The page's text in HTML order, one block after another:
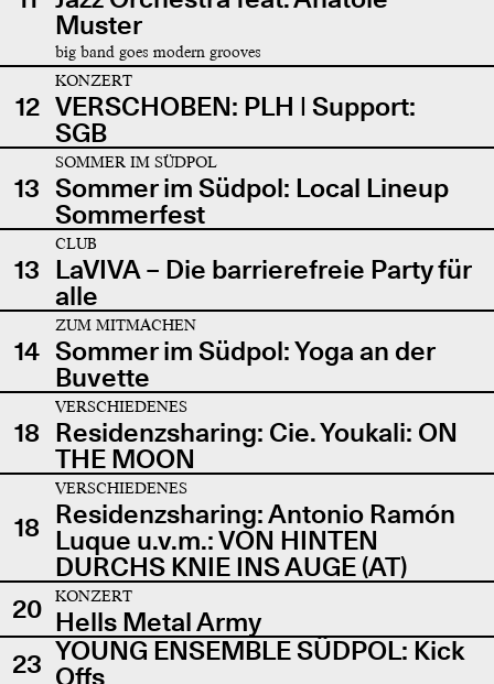
Muster
big band goes modern grooves
12
KONZERT
VERSCHOBEN: PLH | Support:
SGB
13
SOMMER IM SÜDPOL
Sommer im Südpol: Local Lineup
Sommerfest
13
CLUB
LaVIVA – Die barrierefreie Party für
alle
14
ZUM MITMACHEN
Sommer im Südpol: Yoga an der
Buvette
18
VERSCHIEDENES
Residenzsharing: Cie. Youkali: ON
THE MOON
18
VERSCHIEDENES
Residenzsharing: Antonio Ramón
Luque u.v.m.: VON HINTEN
DURCHS KNIE INS AUGE (AT)
20
KONZERT
Hells Metal Army
23 YOUNG ENSEMBLE SÜDPOL: Kick
Offs